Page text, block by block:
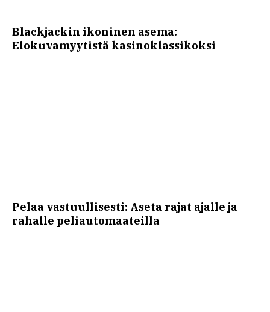
Blackjackin ikoninen asema:
Elokuvamyytistä kasinoklassikoksi
Pelaa vastuullisesti: Aseta rajat ajalle ja
rahalle peliautomaateilla